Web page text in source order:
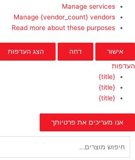
Manage services
Manage {vendor_count} vendors
Read more about these purposes
אישור דחה הצג העדפות
העדפות
{title}
{title}
{title}
אנו מעריכים את פרטיותך
עבור: